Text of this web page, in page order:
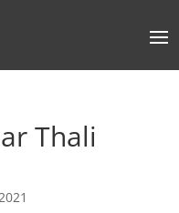
Thali